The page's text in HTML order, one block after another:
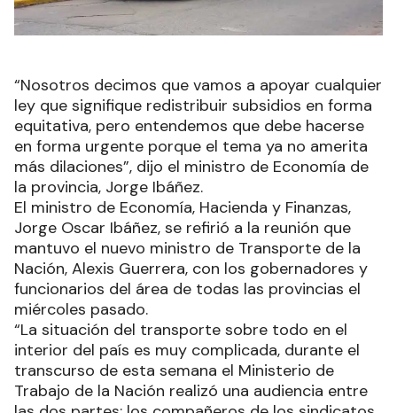
“Nosotros decimos que vamos a apoyar cualquier
ley que signifique redistribuir subsidios en forma
equitativa, pero entendemos que debe hacerse
en forma urgente porque el tema ya no amerita
más dilaciones”, dijo el ministro de Economía de
la provincia, Jorge Ibáñez.
El ministro de Economía, Hacienda y Finanzas,
Jorge Oscar Ibáñez, se refirió a la reunión que
mantuvo el nuevo ministro de Transporte de la
Nación, Alexis Guerrera, con los gobernadores y
funcionarios del área de todas las provincias el
miércoles pasado.
“La situación del transporte sobre todo en el
interior del país es muy complicada, durante el
transcurso de esta semana el Ministerio de
Trabajo de la Nación realizó una audiencia entre